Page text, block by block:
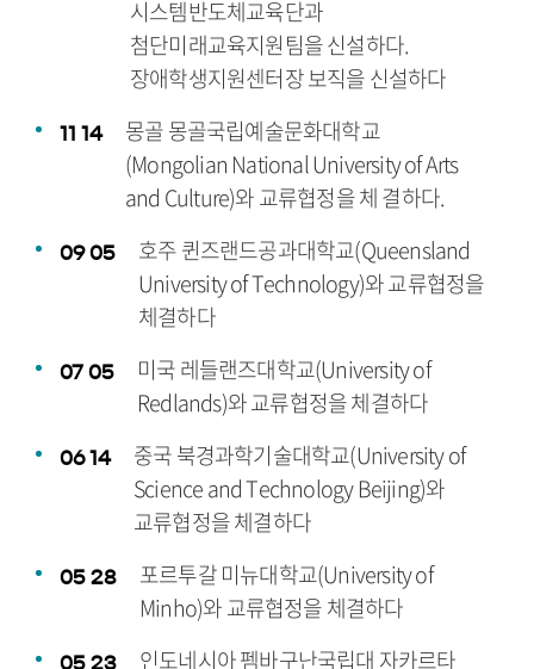
시스템반도체교육단과
첨단미래교육지원팀을 신설하다.
장애학생지원센터장 보직을 신설하다
11 14
몽골 몽골국립예술문화대학교
(Mongolian National University of Arts
and Culture)와 교류협정을 체 결하다.
0905
호주 퀸즈랜드공과대학교(Queensland
University of Technology)와 교류협정을
체결하다
07 05
미국 레들랜즈대학교(University of
Redlands)와 교류협정을 체결하다
0614
중국 북경과학기술대학교(University of
Science and Technology Beijing)와
교류협정을 체결하다
05 28
포르투갈 미뉴대학교(University of
Minho)와 교류협정을 체결하다
05 23 인도네시아 펨바구난국립대 자카르타